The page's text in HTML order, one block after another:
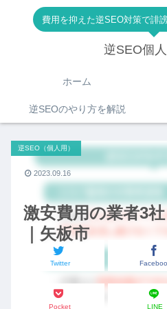
費用を抑えた逆SEO対策で誹
逆SEO個
ホーム
逆SEOのやり方を解説
激安費用の業者3
｜矢板市
逆SEO（個人用）
Twitter
Pocket LINE
2023.09.16